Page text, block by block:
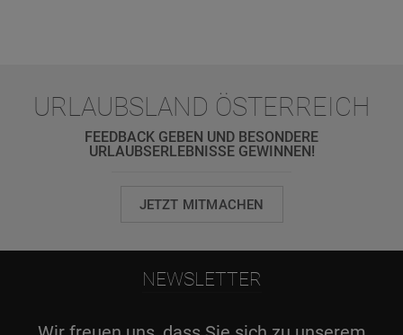
URLAUBSLAND ÖSTERREICH
FEEDBACK GEBEN UND BESONDERE
URLAUBSERLEBNISSE GEWINNEN!
JETZT MITMACHEN
NEWSLETTER